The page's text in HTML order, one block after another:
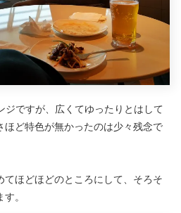
ジですが、広くてゆったりとはして
ほど特色が無かったのは少々残念で
てほどほどのところにして、そろそ
。